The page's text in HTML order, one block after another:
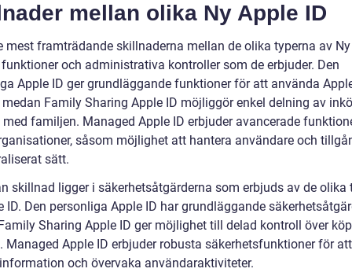
mellan olika Ny Apple ID
mest framträdande skillnaderna mellan de olika typerna av
funktioner och administrativa kontroller som de erbjuder. Den
Apple ID ger grundläggande funktioner för att använda
medan Family Sharing Apple ID möjliggör enkel delning av
familjen. Managed Apple ID erbjuder avancerade
såsom möjlighet att hantera användare och
sätt.
skillnad ligger i säkerhetsåtgärderna som erbjuds av de olika
ID. Den personliga Apple ID har grundläggande
Sharing Apple ID ger möjlighet till delad kontroll över
Managed Apple ID erbjuder robusta säkerhetsfunktioner för
och övervaka användaraktiviteter.